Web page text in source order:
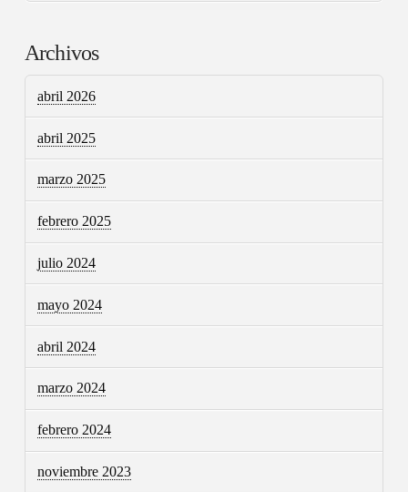
Archivos
abril 2026
abril 2025
marzo 2025
febrero 2025
julio 2024
mayo 2024
abril 2024
marzo 2024
febrero 2024
noviembre 2023